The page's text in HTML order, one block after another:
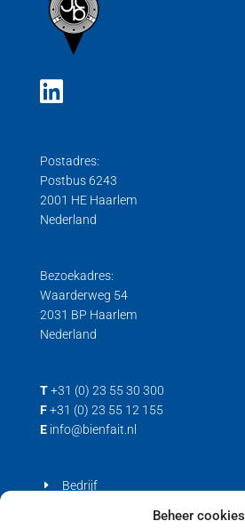
Beheer cookies
Postadres:
Postbus 6243
2001 HE Haarlem
Nederland
Bezoekadres:
Waarderweg 54
2031 BP Haarlem
Nederland
T +31 (0) 23 55 30 300
F +31 (0) 23 55 12 155
E info@bienfait.nl
Bedrijf